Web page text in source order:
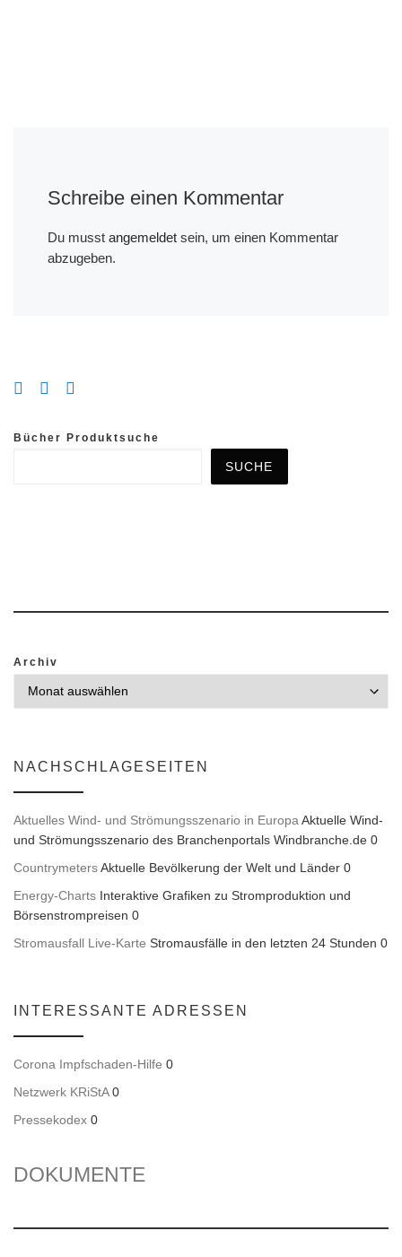
Schreibe einen Kommentar
Du musst angemeldetsein, um einen Kommentar
abzugeben.
Bücher Produktsuche
SUCHE
Archiv
NACHSCHLAGESEITEN
Aktuelles Wind- und Strömungsszenario in Europa Aktuelle Wind-
und Strömungsszenario des Branchenportals Windbranche.de 0
CountrymetersAktuelle Bevölkerung der Welt und Länder 0
Energy-Charts Interaktive Grafiken zu Stromproduktion und
Börsenstrompreisen 0
Stromausfall Live-Karte Stromausfälle in den letzten 24 Stunden 0
INTERESSANTE ADRESSEN
Corona Impfschaden-Hilfe 0
Netzwerk KRiStA0
Pressekodex 0
DOKUMENTE